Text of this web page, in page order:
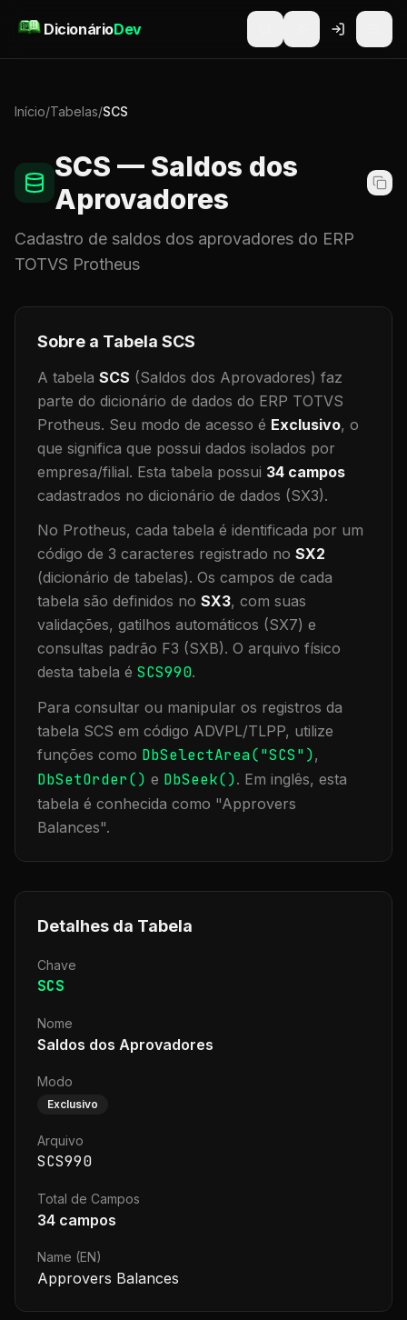
DicionárioDev
Início/Tabelas/SCS
SCS — Saldos dos
Aprovadores
Cadastro de saldos dos aprovadores do ERP
TOTVS Protheus
Sobre a Tabela SCS
A tabela SCS (Saldos dos Aprovadores) faz
parte do dicionário de dados do ERP TOTVS
Protheus. Seu modo de acesso é Exclusivo, o
que significa que possui dados isolados por
empresa/filial. Esta tabela possui 34 campos
cadastrados no dicionário de dados (SX3).
No Protheus, cada tabela é identificada por um
código de 3 caracteres registrado no SX2
(dicionário de tabelas). Os campos de cada
tabela são definidos no SX3, com suas
validações, gatilhos automáticos (SX7) e
consultas padrão F3 (SXB). O arquivo físico
desta tabela é SCS990.
Para consultar ou manipular os registros da
tabela SCS em código ADVPL/TLPP, utilize
funções como DbSelectArea("SCS"),
DbSetOrder() e DbSeek(). Em inglês, esta
tabela é conhecida como "Approvers
Balances".
Detalhes da Tabela
Chave
SCS
Nome
Saldos dos Aprovadores
Modo
Exclusivo
Arquivo
SCS990
Total de Campos
34 campos
Name (EN)
Approvers Balances